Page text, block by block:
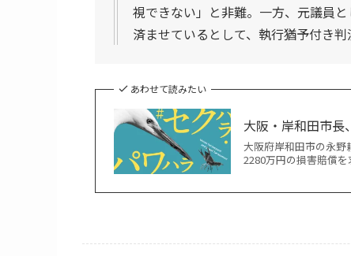
視できない」と非難。一方、元議員
済ませているとして、執行猶予付き判
あわせて読みたい
大阪・岸和田市
大阪府岸和田市の永野
2280万円の損害賠償